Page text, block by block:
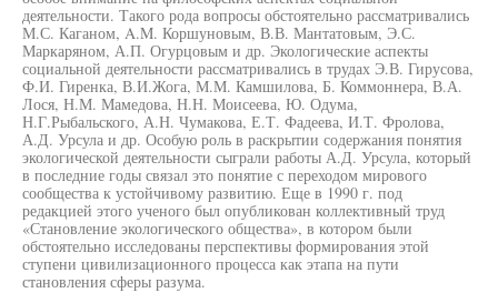
деятельности. Такого рода вопросы обстоятельно рассматривались
М.С. Каганом, A.M. Коршуновым, В.В. Мантатовым, Э.С.
Маркаряном, А.П. Огурцовым и др. Экологические аспекты
социальной деятельности рассматривались в трудах Э.В. Гирусова,
Ф.И. Гиренка, В.И.Жога, М.М. Камшилова, Б. Коммоннера, В.А.
Лося, Н.М. Мамедова, Н.Н. Моисеева, Ю. Одума,
Н.Г.Рыбальского, А.Н. Чумакова, Е.Т. Фадеева, И.Т. Фролова,
А.Д. Урсула и др. Особую роль в раскрытии содержания понятия
экологической деятельности сыграли работы А.Д. Урсула, который
в последние годы связал это понятие с переходом мирового
сообщества к устойчивому развитию. Еще в 1990 г. под
редакцией этого ученого был опубликован коллективный труд
«Становление экологического общества», в котором были
обстоятельно исследованы перспективы формирования этой
ступени цивилизационного процесса как этапа на пути
становления сферы разума.